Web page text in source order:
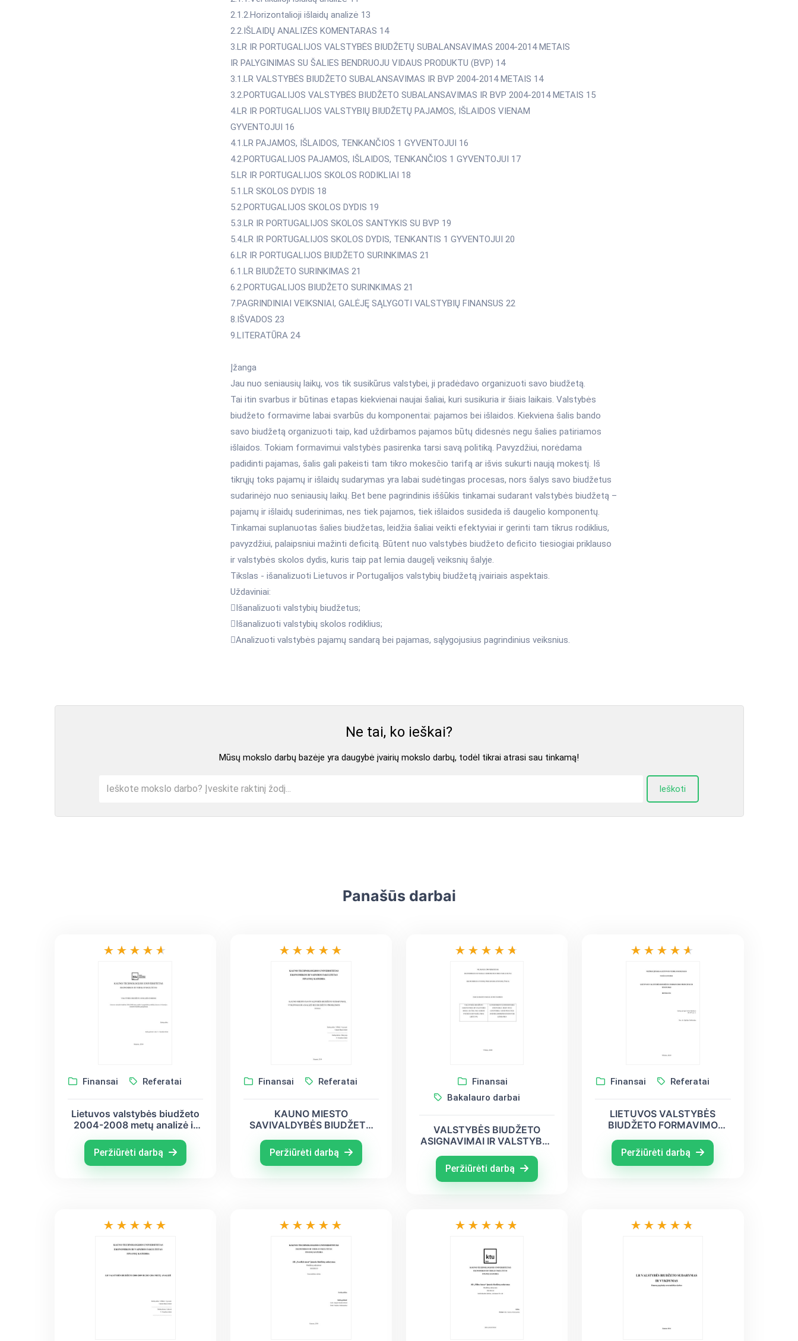
2.1.2.Horizontalioji išlaidų analizė 13
2.2.IŠLAIDŲ ANALIZĖS KOMENTARAS 14
3.LR IR PORTUGALIJOS VALSTYBĖS BIUDŽETŲ SUBALANSAVIMAS 2004-2014 METAIS
IR PALYGINIMAS SU ŠALIES BENDRUOJU VIDAUS PRODUKTU (BVP) 14
3.1.LR VALSTYBĖS BIUDŽETO SUBALANSAVIMAS IR BVP 2004-2014 METAIS 14
3.2.PORTUGALIJOS VALSTYBĖS BIUDŽETO SUBALANSAVIMAS IR BVP 2004-2014 METAIS 15
4.LR IR PORTUGALIJOS VALSTYBIŲ BIUDŽETŲ PAJAMOS, IŠLAIDOS VIENAM
GYVENTOJUI 16
4.1.LR PAJAMOS, IŠLAIDOS, TENKANČIOS 1 GYVENTOJUI 16
4.2.PORTUGALIJOS PAJAMOS, IŠLAIDOS, TENKANČIOS 1 GYVENTOJUI 17
5.LR IR PORTUGALIJOS SKOLOS RODIKLIAI 18
5.1.LR SKOLOS DYDIS 18
5.2.PORTUGALIJOS SKOLOS DYDIS 19
5.3.LR IR PORTUGALIJOS SKOLOS SANTYKIS SU BVP 19
5.4.LR IR PORTUGALIJOS SKOLOS DYDIS, TENKANTIS 1 GYVENTOJUI 20
6.LR IR PORTUGALIJOS BIUDŽETO SURINKIMAS 21
6.1.LR BIUDŽETO SURINKIMAS 21
6.2.PORTUGALIJOS BIUDŽETO SURINKIMAS 21
7.PAGRINDINIAI VEIKSNIAI, GALĖJĘ SĄLYGOTI VALSTYBIŲ FINANSUS 22
8.IŠVADOS 23
9.LITERATŪRA 24
Įžanga
Jau nuo seniausių laikų, vos tik susikūrus valstybei, ji pradėdavo organizuoti savo biudžetą.
Tai itin svarbus ir būtinas etapas kiekvienai naujai šaliai, kuri susikuria ir šiais laikais. Valstybės
biudžeto formavime labai svarbūs du komponentai: pajamos bei išlaidos. Kiekviena šalis bando
savo biudžetą organizuoti taip, kad uždirbamos pajamos būtų didesnės negu šalies patiriamos
išlaidos. Tokiam formavimui valstybės pasirenka tarsi savą politiką. Pavyzdžiui, norėdama
padidinti pajamas, šalis gali pakeisti tam tikro mokesčio tarifą ar išvis sukurti naują mokestį. Iš
tikrųjų toks pajamų ir išlaidų sudarymas yra labai sudėtingas procesas, nors šalys savo biudžetus
sudarinėjo nuo seniausių laikų. Bet bene pagrindinis iššūkis tinkamai sudarant valstybės biudžetą –
pajamų ir išlaidų suderinimas, nes tiek pajamos, tiek išlaidos susideda iš daugelio komponentų.
Tinkamai suplanuotas šalies biudžetas, leidžia šaliai veikti efektyviai ir gerinti tam tikrus rodiklius,
pavyzdžiui, palaipsniui mažinti deficitą. Būtent nuo valstybės biudžeto deficito tiesiogiai priklauso
ir valstybės skolos dydis, kuris taip pat lemia daugelį veiksnių šalyje.
Tikslas - išanalizuoti Lietuvos ir Portugalijos valstybių biudžetą įvairiais aspektais.
Uždaviniai:
Išanalizuoti valstybių biudžetus;
Išanalizuoti valstybių skolos rodiklius;
Analizuoti valstybės pajamų sandarą bei pajamas, sąlygojusius pagrindinius veiksnius.
Ne tai, ko ieškai?
Mūsų mokslo darbų bazėje yra daugybė įvairių mokslo darbų, todėl tikrai atrasi sau tinkamą!
Ieškoti
Panašūs darbai
Finansai Referatai
Lietuvos valstybės biudžeto
2004-2008 metų analizė ir
ir Suomijos valstybės
biudžetų palyginimas
Peržiūrėti darbą
Finansai Referatai
KAUNO MIESTO
SAVIVALDYBĖS BIUDŽETO
ANALIZĖ BEI BIUDŽETO
PROBLEMOS
Peržiūrėti darbą
Finansai
Bakalauro darbai
VALSTYBĖS BIUDŽETO
ASIGNAVIMAI IR VALSTYBĖS
PATIRTIS IR PASIŪLYMAI
LIETUVAI
Peržiūrėti darbą
Finansai Referatai
LIETUVOS VALSTYBĖS
BIUDŽETO FORMAVIMO
Peržiūrėti darbą